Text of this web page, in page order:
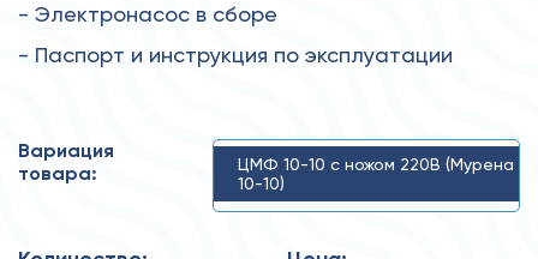
- Электронасос в сборе
- Паспорт и инструкция по эксплуатации
Вариация
товара:
ЦМФ 10-10 с ножом 220В (Мурена
10-10)